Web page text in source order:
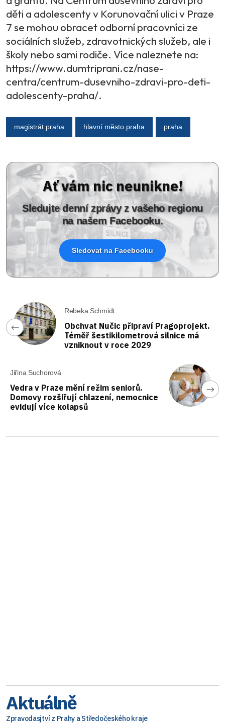
děti a adolescenty v Korunovační ulici v Praze
7 se mohou obracet odborní pracovníci ze
sociálních služeb, zdravotnických služeb, ale i
školy nebo sami rodiče. Více naleznete na:
https://www.dumtriprani.cz/nase-
centra/centrum-dusevniho-zdravi-pro-deti-
adolescenty-praha/.
magistrát praha hlavní město praha praha
Ať vám nic neunikne!
Sledujte denní zprávy z vašeho regionu
na našem Facebooku.
Sledovat na Facebooku
Rebeka Schmidt
Obchvat Nučic připraví Pragoprojekt.
Téměř šestikilometrová silnice má
vzniknout v roce 2029
Jiřina Suchorová
Vedra v Praze mění režim seniorů.
Domovy rozšiřují chlazení, nemocnice
evidují více kolapsů
Aktuálně
Zpravodasjtví z Prahy a Středočeského kraje